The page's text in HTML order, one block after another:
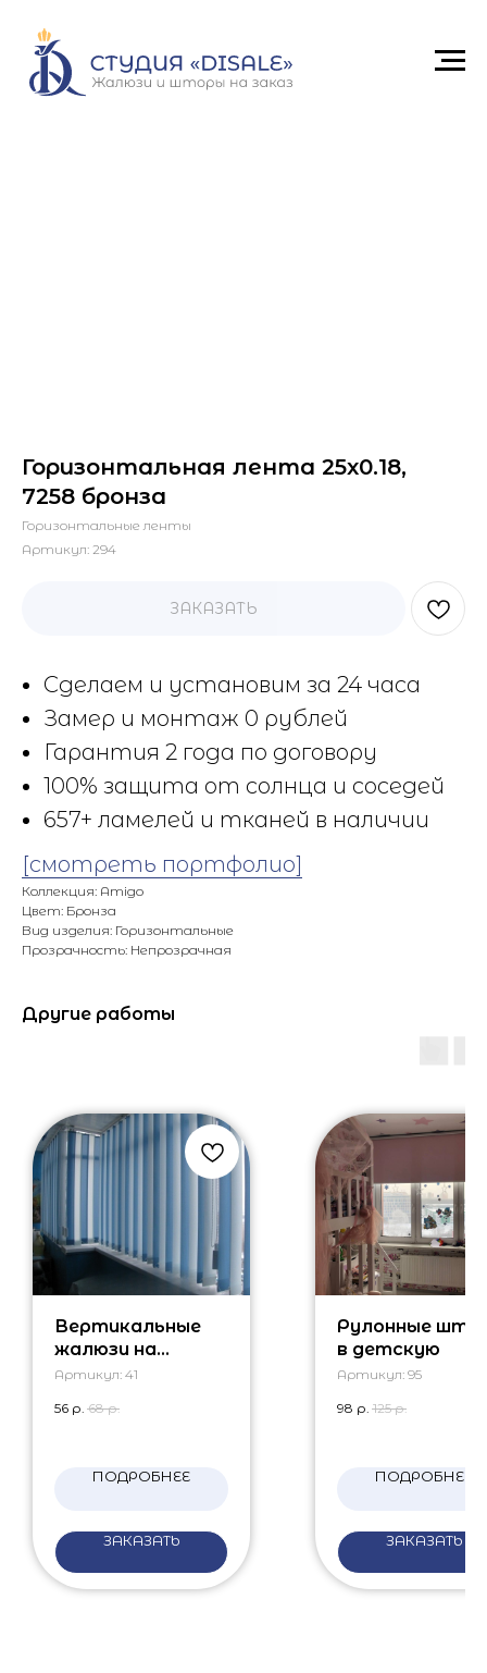
Горизонтальная лента 25x0.18,
7258 бронза
Горизонтальные ленты
Артикул: 294
ЗАКАЗАТЬ
Сделаем и установим за 24 часа
Замер и монтаж 0 рублей
Гарантия 2 года по договору
100% защита от солнца и соседей
657+ ламелей и тканей в наличии
[смотреть портфолио]
Коллекция: Amigo
Цвет: Бронза
Вид изделия: Горизонтальные
Прозрачность: Непрозрачная
Другие работы
Вертикальные
жалюзи на
балкон
Артикул: 41
56 р. 68 р.
ПОДРОБНЕЕ
ЗАКАЗАТЬ
Рулонные
в детскую
Артикул: 95
98 р. 125 р.
ПОДРОБНЕЕ
ЗАКАЗАТЬ